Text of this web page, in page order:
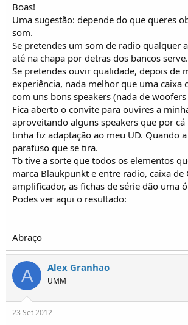
Boas!
Uma sugestão: depende do que queres
som.
Se pretendes um som de radio qualquer
até na chapa por detras dos bancos serve.
Se pretendes ouvir qualidade, depois de
experiência, nada melhor que uma caixa
com uns bons speakers (nada de woofers
Fica aberto o convite para ouvires a
aproveitando alguns speakers que por cá
tinha fiz adaptação ao meu UD. Quando
parafuso que se tira.
Tb tive a sorte que todos os elementos
marca Blaukpunkt e entre radio, caixa de
amplificador, as fichas de série dão uma
Podes ver aqui o resultado:
Abraço
A Alex Granhao
UMM
23 Set 2012